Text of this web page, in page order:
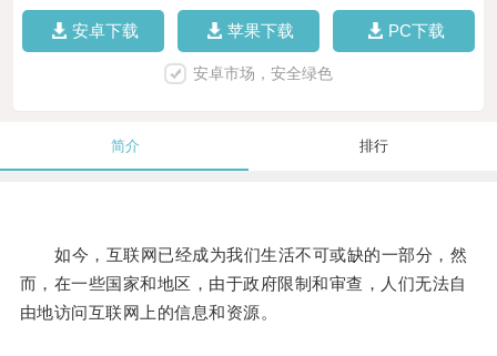
安卓下载 苹果下载 PC下载
安卓市场，安全绿色
简介 排行
如今，互联网已经成为我们生活不可或缺的一部分，然
而，在一些国家和地区，由于政府限制和审查，人们无法自
由地访问互联网上的信息和资源。